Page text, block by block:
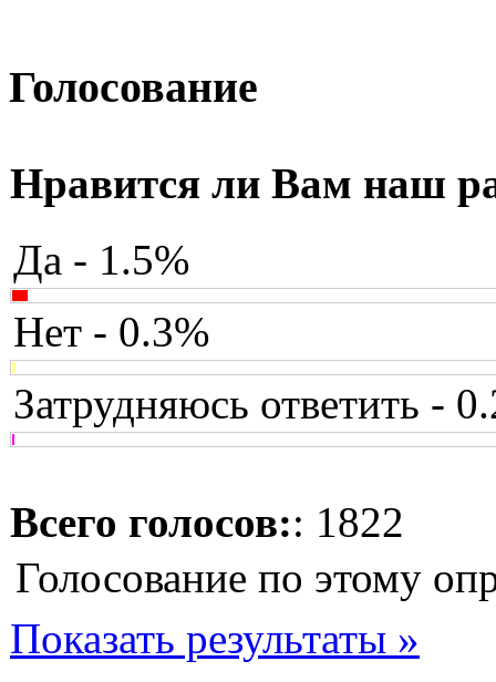
Голосование
Нравится ли Вам наш
Да - 1.5%
Нет - 0.3%
Затрудняюсь ответить -
Всего голосов:: 1822
Голосование по этому
Показать результаты »